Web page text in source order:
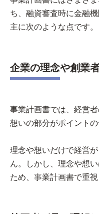
ち、融資審査時に金融
主に次のような点です。
企業の理念や創業
事業計画書では、経営
想いの部分がポイントの
理念や想いだけで経営
ん。しかし、理念や想
ため、事業計画書で重